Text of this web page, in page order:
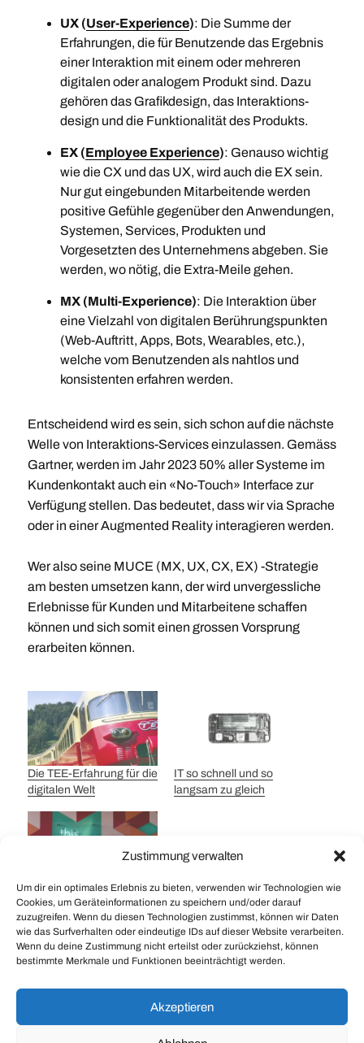
Zustimmung verwalten
Um dir ein optimales Erlebnis zu bieten, verwenden wir Technologien wie
Cookies, um Geräteinformationen zu speichern und/oder darauf
zuzugreifen. Wenn du diesen Technologien zustimmst, können wir Daten
wie das Surfverhalten oder eindeutige IDs auf dieser Website verarbeiten.
Wenn du deine Zustimmung nicht erteilst oder zurückziehst, können
bestimmte Merkmale und Funktionen beeinträchtigt werden.
Akzeptieren
UX (User-Experience): Die Summe der
Erfahrungen, die für Benutzende das Ergebnis
einer Interaktion mit einem oder mehreren
digitalen oder analogem Produkt sind. Dazu
gehören das Grafikdesign, das Interaktions-
design und die Funktionalität des Produkts.
EX (Employee Experience): Genauso wichtig
wie die CX und das UX, wird auch die EX sein.
Nur gut eingebunden Mitarbeitende werden
positive Gefühle gegenüber den Anwendungen,
Systemen, Services, Produkten und
Vorgesetzten des Unternehmens abgeben. Sie
werden, wo nötig, die Extra-Meile gehen.
MX (Multi-Experience): Die Interaktion über
eine Vielzahl von digitalen Berührungspunkten
(Web-Auftritt, Apps, Bots, Wearables, etc.),
welche vom Benutzenden als nahtlos und
konsistenten erfahren werden.
Entscheidend wird es sein, sich schon auf die nächste
Welle von Interaktions-Services einzulassen. Gemäss
Gartner, werden im Jahr 2023 50% aller Systeme im
Kundenkontakt auch ein «No-Touch» Interface zur
Verfügung stellen. Das bedeutet, dass wir via Sprache
oder in einer Augmented Reality interagieren werden.
Wer also seine MUCE (MX, UX, CX, EX) -Strategie
am besten umsetzen kann, der wird unvergessliche
Erlebnisse für Kunden und Mitarbeitene schaffen
können und sich somit einen grossen Vorsprung
erarbeiten können.
Die TEE-Erfahrung für die
digitalen Welt
IT so schnell und so
langsam zu gleich
Employee Experience:
Die wichtigsten Zutaten
Ich – Welt: Coaching in einer VUCA Kultur
Ich – Welt: Kontext statt Kontrolle